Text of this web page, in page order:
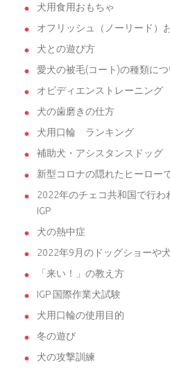
犬用食用おもちゃ
オフリッシュ（ノーリード）
犬との遊び方
愛犬の被毛(コート)の種類につ
オビディエンストレーニング
犬の歯磨きの仕方
犬用口輪 ランキング
補助犬・アシスタンスドッグ
新型コロナの隠れたヒーロー
2022年のチェコ共和国で行わ
IGP
犬の熱中症
2022年9月のドッグショーや
「来い！」の教え方
IGP 国際作業犬試験
犬用口輪の使用目的
冬の遊び
犬の攻撃訓練